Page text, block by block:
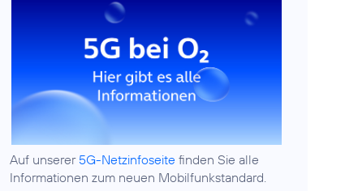
Auf unserer 5G-Netzinfoseite finden Sie alle
Informationen zum neuen Mobilfunkstandard.